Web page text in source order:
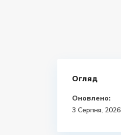
Огляд
Оновлено:
3 Серпня, 2026